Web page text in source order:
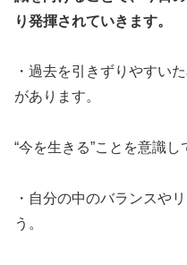
り発揮されていきます。
・過去を引きずりやすい
があります。
“今を生きる”ことを意識し
・自分の中のバランスや
う。